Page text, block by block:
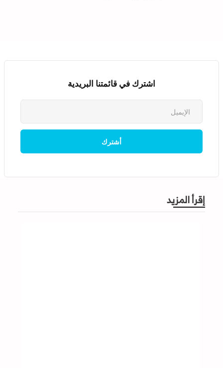
اشترك في قائمتنا البريدية
إقرأ المزيد